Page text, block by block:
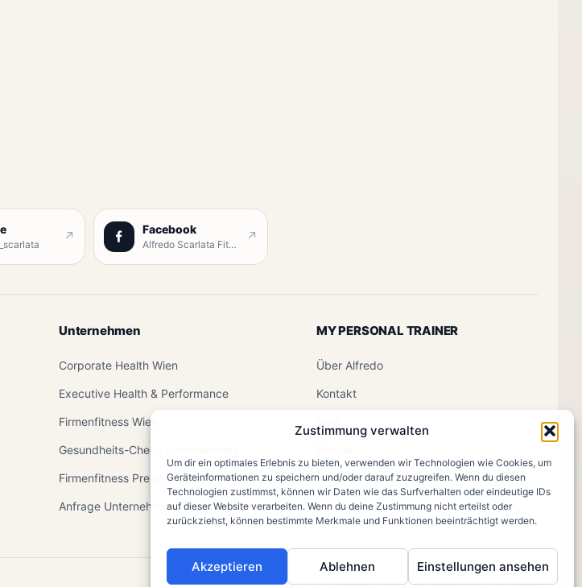
Zustimmung verwalten
Um dir ein optimales Erlebnis zu bieten, verwenden wir Technologien wie Cookies, um
Geräteinformationen zu speichern und/oder darauf zuzugreifen. Wenn du diesen
Technologien zustimmst, können wir Daten wie das Surfverhalten oder eindeutige IDs
auf dieser Website verarbeiten. Wenn du deine Zustimmung nicht erteilst oder
zurückziehst, können bestimmte Merkmale und Funktionen beeinträchtigt werden.
Akzeptieren Ablehnen Einstellungen ansehen
↗ Facebook
Alfredo Scarlata Fitness ↗
Unternehmen
Corporate Health Wien
Executive Health & Performance
Firmenfitness Wien
Gesundheits-Check Unternehmen
Firmenfitness Preise
Anfrage Unternehmen
MY PERSONAL TRAINER
Über Alfredo
Kontakt